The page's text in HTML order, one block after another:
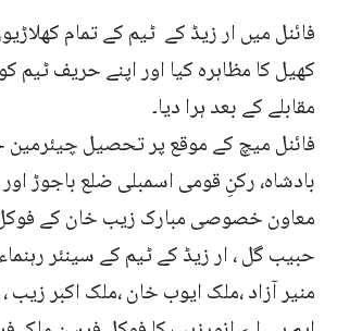
فائنل میں ار زیڈ کے ٹیم کے تمام
کھیل کا مظاہرہ کیا اور اپنے حریف
مقابلے کے بعد ہرا دیا۔
فائنل میچ کے موقع پر تحصیل
بادشاہ، رکنِ قومی اسمبلی ضلع باجوڑ
معاون خصوصی مبارک زیب خان کے
حبیب گل ، ار زیڈ کے ٹیم کے سینئر
منیر آزاد ،ملک ایوب خان ،ملک اکبر زیب